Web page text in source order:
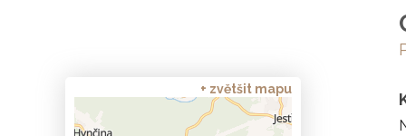
+ zvětšit mapu